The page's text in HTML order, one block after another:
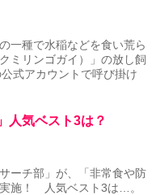
一種で水稲などを食い荒ら
ミリンゴガイ）」の放し飼
式アカウントで呼び掛け
人気ベスト3は？
ーチ部」が、「非常食や防
施！ 人気ベスト3は…。